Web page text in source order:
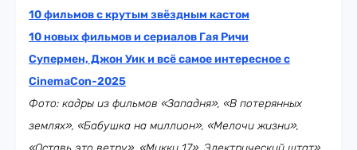
10 фильмов с крутым звёздным кастом
10 новых фильмов и сериалов Гая Ричи
Супермен, Джон Уик и всё самое интересное с
CinemaCon-2025
Фото: кадры из фильмов «Западня», «В потерянных
землях», «Бабушка на миллион», «Мелочи жизни»,